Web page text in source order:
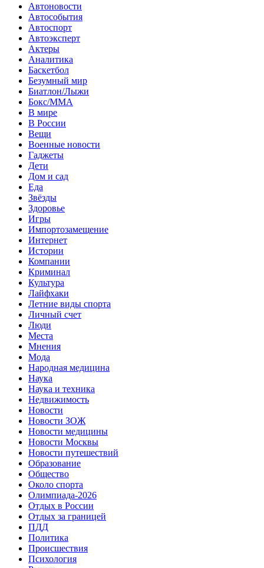
Автоновости
Автособытия
Автоспорт
Автоэксперт
Актеры
Аналитика
Баскетбол
Безумный мир
Биатлон/Лыжи
Бокс/MMA
В мире
В России
Вещи
Военные новости
Гаджеты
Дети
Дом и сад
Еда
Звёзды
Здоровье
Игры
Импортозамещение
Интернет
Истории
Компании
Криминал
Культура
Лайфхаки
Летние виды спорта
Личный счет
Люди
Места
Мнения
Мода
Народная медицина
Наука
Наука и техника
Недвижимость
Новости
Новости ЗОЖ
Новости медицины
Новости Москвы
Новости путешествий
Образование
Общество
Около спорта
Олимпиада-2026
Отдых в России
Отдых за границей
ПДД
Политика
Происшествия
Психология